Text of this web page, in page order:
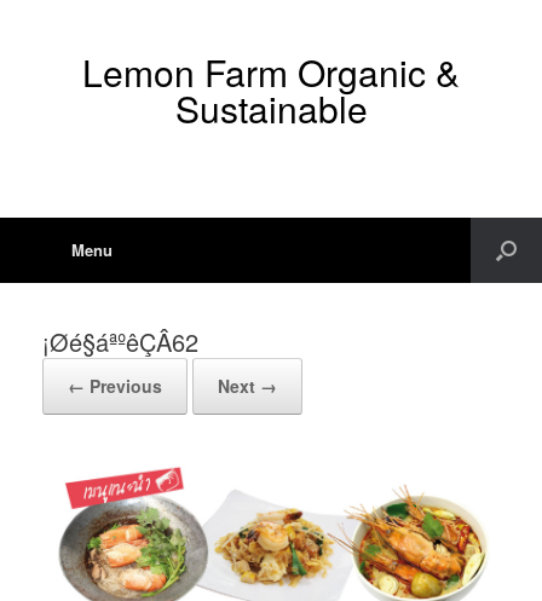
Lemon Farm Organic &
Sustainable
Menu
¡Øé§áªºêÇÂ62
← Previous Next →